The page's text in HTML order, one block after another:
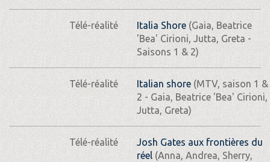
Télé-réalité Italia Shore(Gaia, Beatrice
'Bea' Cirioni, Jutta, Greta -
Saisons 1 & 2)
Télé-réalité Italian shore(MTV, saison 1 &
2 - Gaia, Beatrice 'Bea' Cirioni,
Jutta, Greta)
Télé-réalité
Josh Gates aux frontières du
réel(Anna, Andrea, Sherry,